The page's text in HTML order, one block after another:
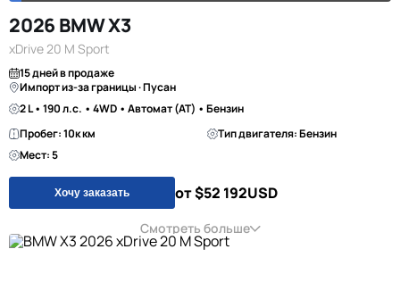
2026 BMW X3
xDrive 20 M Sport
15 дней в продаже
Импорт из-за границы · Пусан
2 L • 190 л.с. • 4WD • Автомат (AT) • Бензин
Пробег: 10к км
Тип двигателя: Бензин
Мест: 5
Хочу заказать от $52 192USD
Смотреть больше